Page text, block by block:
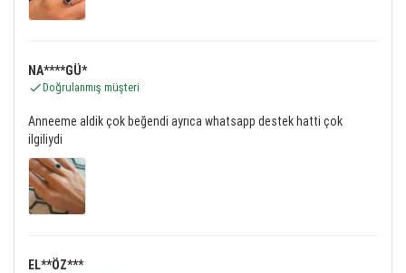
NA****GÜ*
Doğrulanmış müşteri
Anneeme aldik çok beğendi ayrıca whatsapp destek hatti çok
ilgiliydi
EL**ÖZ***